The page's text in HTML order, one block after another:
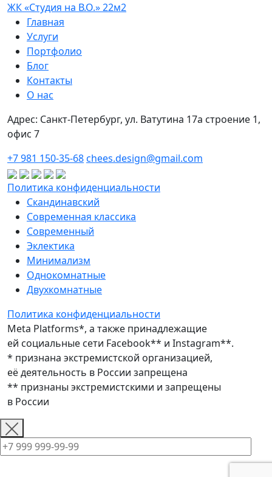
ЖК «Студия на В.О.» 22м2
Главная
Услуги
Портфолио
Блог
Контакты
О нас
Адрес: Санкт-Петербург, ул. Ватутина 17а строение 1,
офис 7
+7 981 150-35-68chees.design@gmail.com
Политика конфиденциальности
Скандинавский
Современная классика
Современный
Эклектика
Минимализм
Однокомнатные
Двухкомнатные
Политика конфиденциальности
Meta Platforms*, а также принадлежащие
ей социальные сети Facebook** и Instagram**.
* признана экстремистской организацией,
её деятельность в России запрещена
** признаны экстремистскими и запрещены
в России